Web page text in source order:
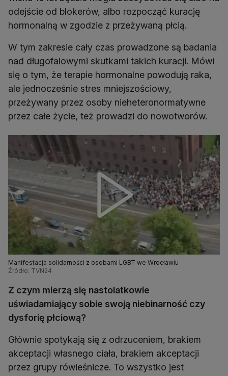
odejście od blokerów, albo rozpocząć kurację
hormonalną w zgodzie z przeżywaną płcią.
W tym zakresie cały czas prowadzone są badania
nad długofalowymi skutkami takich kuracji. Mówi
się o tym, że terapie hormonalne powodują raka,
ale jednocześnie stres mniejszościowy,
przeżywany przez osoby nieheteronormatywne
przez całe życie, też prowadzi do nowotworów.
Manifestacja solidarności z osobami LGBT we Wrocławiu
Źródło: TVN24
Z czym mierzą się nastolatkowie
uświadamiający sobie swoją niebinarność czy
dysforię płciową?
Głównie spotykają się z odrzuceniem, brakiem
akceptacji własnego ciała, brakiem akceptacji
przez grupy rówieśnicze. To wszystko jest